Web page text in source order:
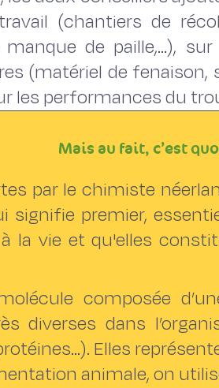
(chantiers de
de paille,...),
(matériel de
les performances du
Mais au fait, c’est
par le chimiste
premier,
la vie et qu'elles
composée
diverses dans
Elles
animale, on